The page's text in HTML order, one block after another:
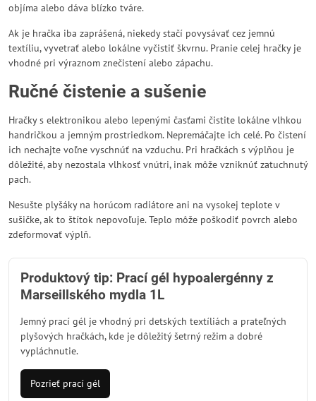
objíma alebo dáva blízko tváre.
Ak je hračka iba zaprášená, niekedy stačí povysávať cez jemnú
textíliu, vyvetrať alebo lokálne vyčistiť škvrnu. Pranie celej hračky je
vhodné pri výraznom znečistení alebo zápachu.
Ručné čistenie a sušenie
Hračky s elektronikou alebo lepenými časťami čistite lokálne vlhkou
handričkou a jemným prostriedkom. Nepremáčajte ich celé. Po čistení
ich nechajte voľne vyschnúť na vzduchu. Pri hračkách s výplňou je
dôležité, aby nezostala vlhkosť vnútri, inak môže vzniknúť zatuchnutý
pach.
Nesušte plyšáky na horúcom radiátore ani na vysokej teplote v
sušičke, ak to štítok nepovoľuje. Teplo môže poškodiť povrch alebo
zdeformovať výplň.
Produktový tip: Prací gél hypoalergénny z
Marseillského mydla 1L
Jemný prací gél je vhodný pri detských textíliách a prateľných
plyšových hračkách, kde je dôležitý šetrný režim a dobré
vypláchnutie.
Pozrieť prací gél